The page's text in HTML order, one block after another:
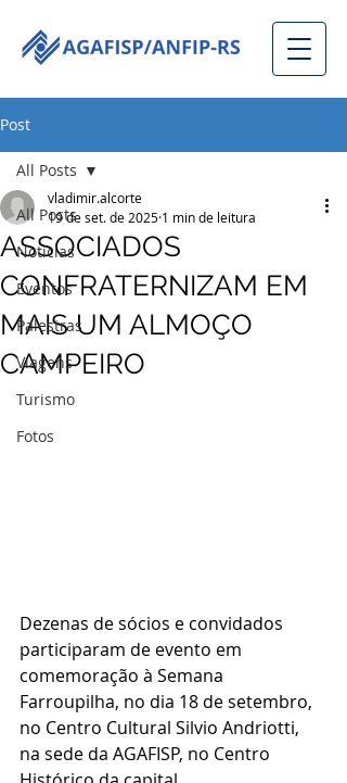
Post
All Posts
Notícias
Eventos
Palestras
Viagens
Turismo
Fotos
All Posts
ASSOCIADOS
CONFRATERNIZAM EM
MAIS UM ALMOÇO
CAMPEIRO
vladimir.alcorte
19 de set. de 2025 1 min de leitura
Dezenas de sócios e convidados
participaram de evento em
comemoração à Semana
Farroupilha, no dia 18 de setembro,
no Centro Cultural Silvio Andriotti,
na sede da AGAFISP, no Centro